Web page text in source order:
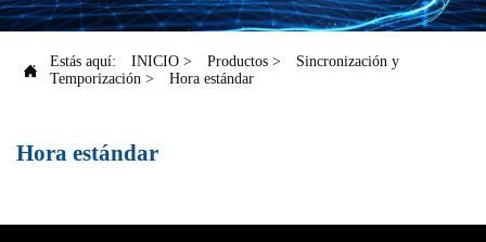
 Estás aquí: INICIO > Productos >
Sincronización y
Temporización > Hora estándar
Hora estándar